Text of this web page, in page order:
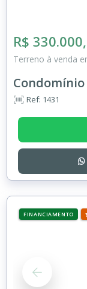
R$
Terreno à venda
Condomínio
Ref: 1431
FINANCIAMENTO